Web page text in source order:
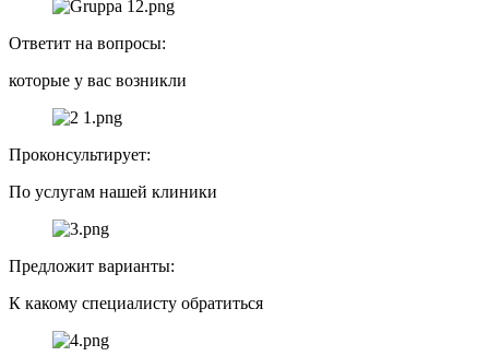
Ответит на вопросы:
которые у вас возникли
Проконсультирует:
По услугам нашей клиники
Предложит варианты:
К какому специалисту обратиться